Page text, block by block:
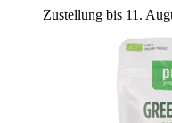
Zustellung bis 11.